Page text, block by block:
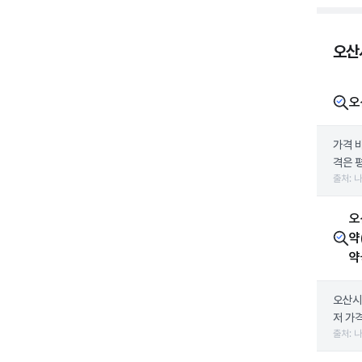
오산
가격
격은
출처:
오산
저 가
출처: